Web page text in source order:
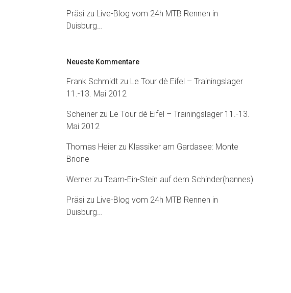
Präsi zu Live-Blog vom 24h MTB Rennen in
Duisburg…
Neueste Kommentare
Frank Schmidt zu Le Tour dè Eifel – Trainingslager
11.-13. Mai 2012
Scheiner zu Le Tour dè Eifel – Trainingslager 11.-13.
Mai 2012
Thomas Heier zu Klassiker am Gardasee: Monte
Brione
Werner zuTeam-Ein-Stein auf dem Schinder(hannes)
Präsi zu Live-Blog vom 24h MTB Rennen in
Duisburg…